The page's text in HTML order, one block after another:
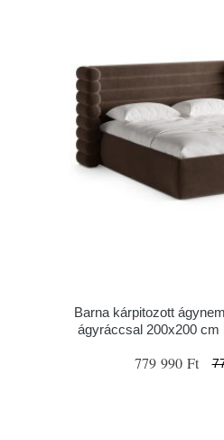
Barna kárpitozott
ágyráccsal 200x200 cm
779 990 Ft